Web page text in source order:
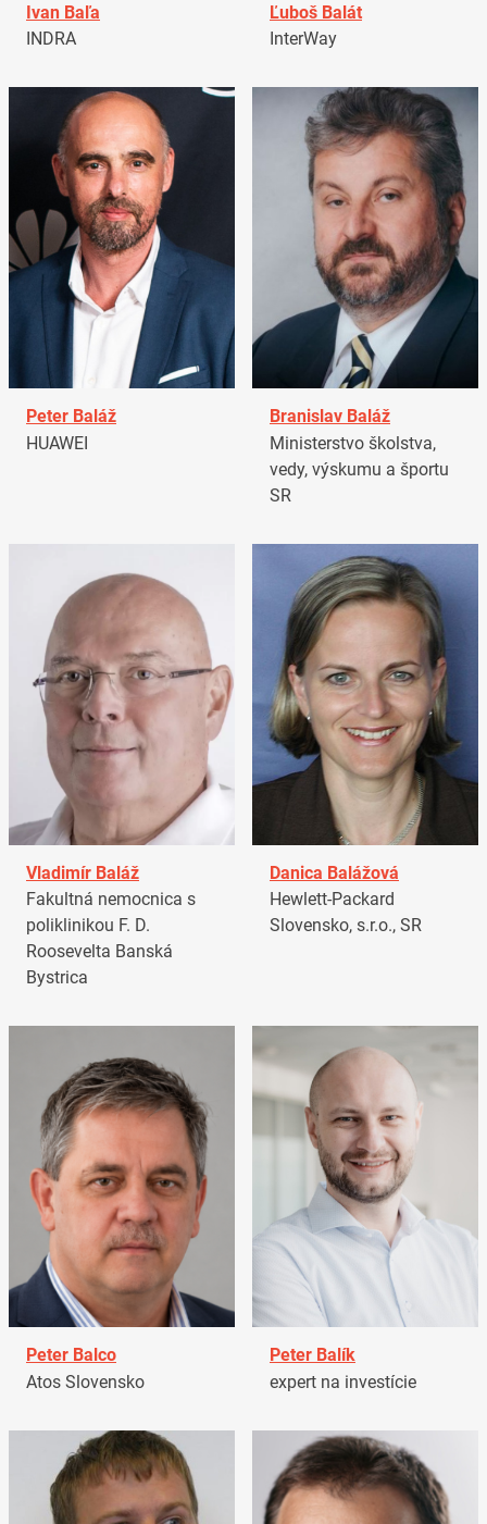
Ivan Baľa
INDRA
Ľuboš Balát
InterWay
Peter Baláž
HUAWEI
Branislav Baláž
Ministerstvo školstva,
vedy, výskumu a športu
SR
Vladimír Baláž
Fakultná nemocnica s
poliklinikou F. D.
Roosevelta Banská
Bystrica
Danica Balážová
Hewlett-Packard
Slovensko, s.r.o., SR
Peter Balco
Atos Slovensko
Peter Balík
expert na investície